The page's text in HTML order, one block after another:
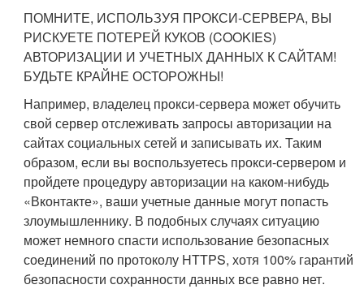
ПОМНИТЕ, ИСПОЛЬЗУЯ ПРОКСИ-СЕРВЕРА, ВЫ
РИСКУЕТЕ ПОТЕРЕЙ КУКОВ (COOKIES)
АВТОРИЗАЦИИ И УЧЕТНЫХ ДАННЫХ К САЙТАМ!
БУДЬТЕ КРАЙНЕ ОСТОРОЖНЫ!
Например, владелец прокси-сервера может обучить
свой сервер отслеживать запросы авторизации на
сайтах социальных сетей и записывать их. Таким
образом, если вы воспользуетесь прокси-сервером и
пройдете процедуру авторизации на каком-нибудь
«Вконтакте», ваши учетные данные могут попасть
злоумышленнику. В подобных случаях ситуацию
может немного спасти использование безопасных
соединений по протоколу HTTPS, хотя 100% гарантий
безопасности сохранности данных все равно нет.